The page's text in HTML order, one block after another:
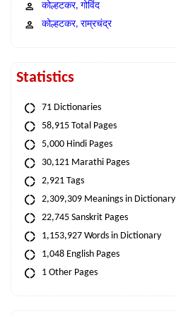
कोल्हटकर, गोविंद
कोल्हटकर, राम्रचंद्र
Statistics
71 Dictionaries
58,915 Total Pages
5,000 Hindi Pages
30,121 Marathi Pages
2,921 Tags
2,309,309 Meanings in Dictionary
22,745 Sanskrit Pages
1,153,927 Words in Dictionary
1,048 English Pages
1 Other Pages